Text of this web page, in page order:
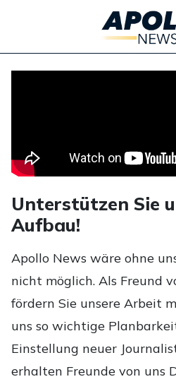
Unterstützen Sie
Aufbau!
Apollo News wäre ohne
nicht möglich. Als Freund
fördern Sie unsere Arbeit
uns so wichtige
Einstellung neuer
erhalten Freunde von uns